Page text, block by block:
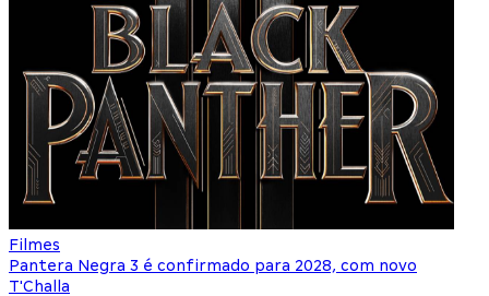
Filmes
Pantera Negra 3 é confirmado para 2028, com novo
T'Challa